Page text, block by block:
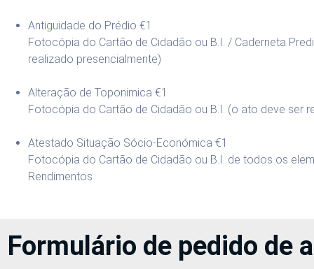
Antiguidade do Prédio €1
Fotocópia do Cartão de Cidadão ou B.I. / Caderneta
realizado presencialmente)
Alteração de Toponimica €1
Fotocópia do Cartão de Cidadão ou B.I. (o ato deve ser
Atestado Situação Sócio-Económica €1
Fotocópia do Cartão de Cidadão ou B.I. de todos os
Rendimentos
Formulário de pedido de